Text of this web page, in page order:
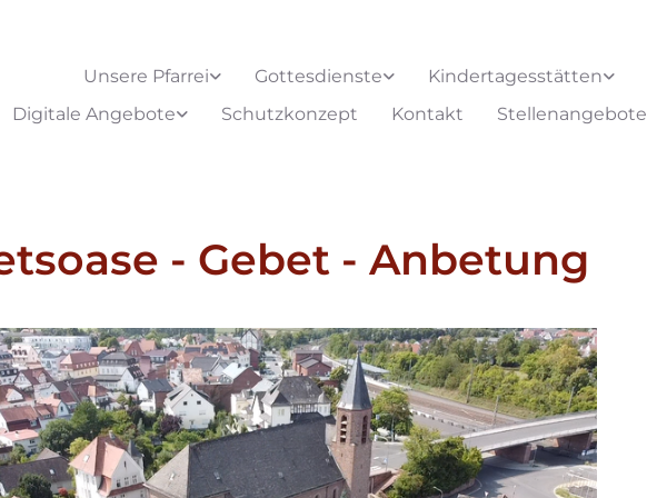
Unsere Pfarrei Gottesdienste Kindertagesstätten
Digitale Angebote
Schutzkonzept Kontakt Stellenangebote
- Gebet - Anbetung